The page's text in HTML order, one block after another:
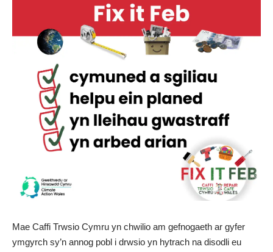
Mae Caffi Trwsio Cymru yn chwilio am gefnogaeth ar gyfer
ymgyrch sy’n annog pobl i drwsio yn hytrach na disodli eu